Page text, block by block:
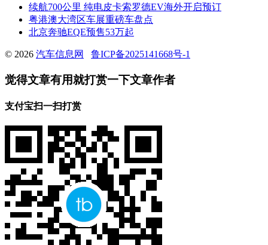
续航700公里 纯电皮卡索罗德EV海外开启预订
粤港澳大湾区车展重磅车盘点
北京奔驰EQE预售53万起
© 2026 汽车信息网 鲁ICP备2025141668号-1
觉得文章有用就打赏一下文章作者
支付宝扫一扫打赏